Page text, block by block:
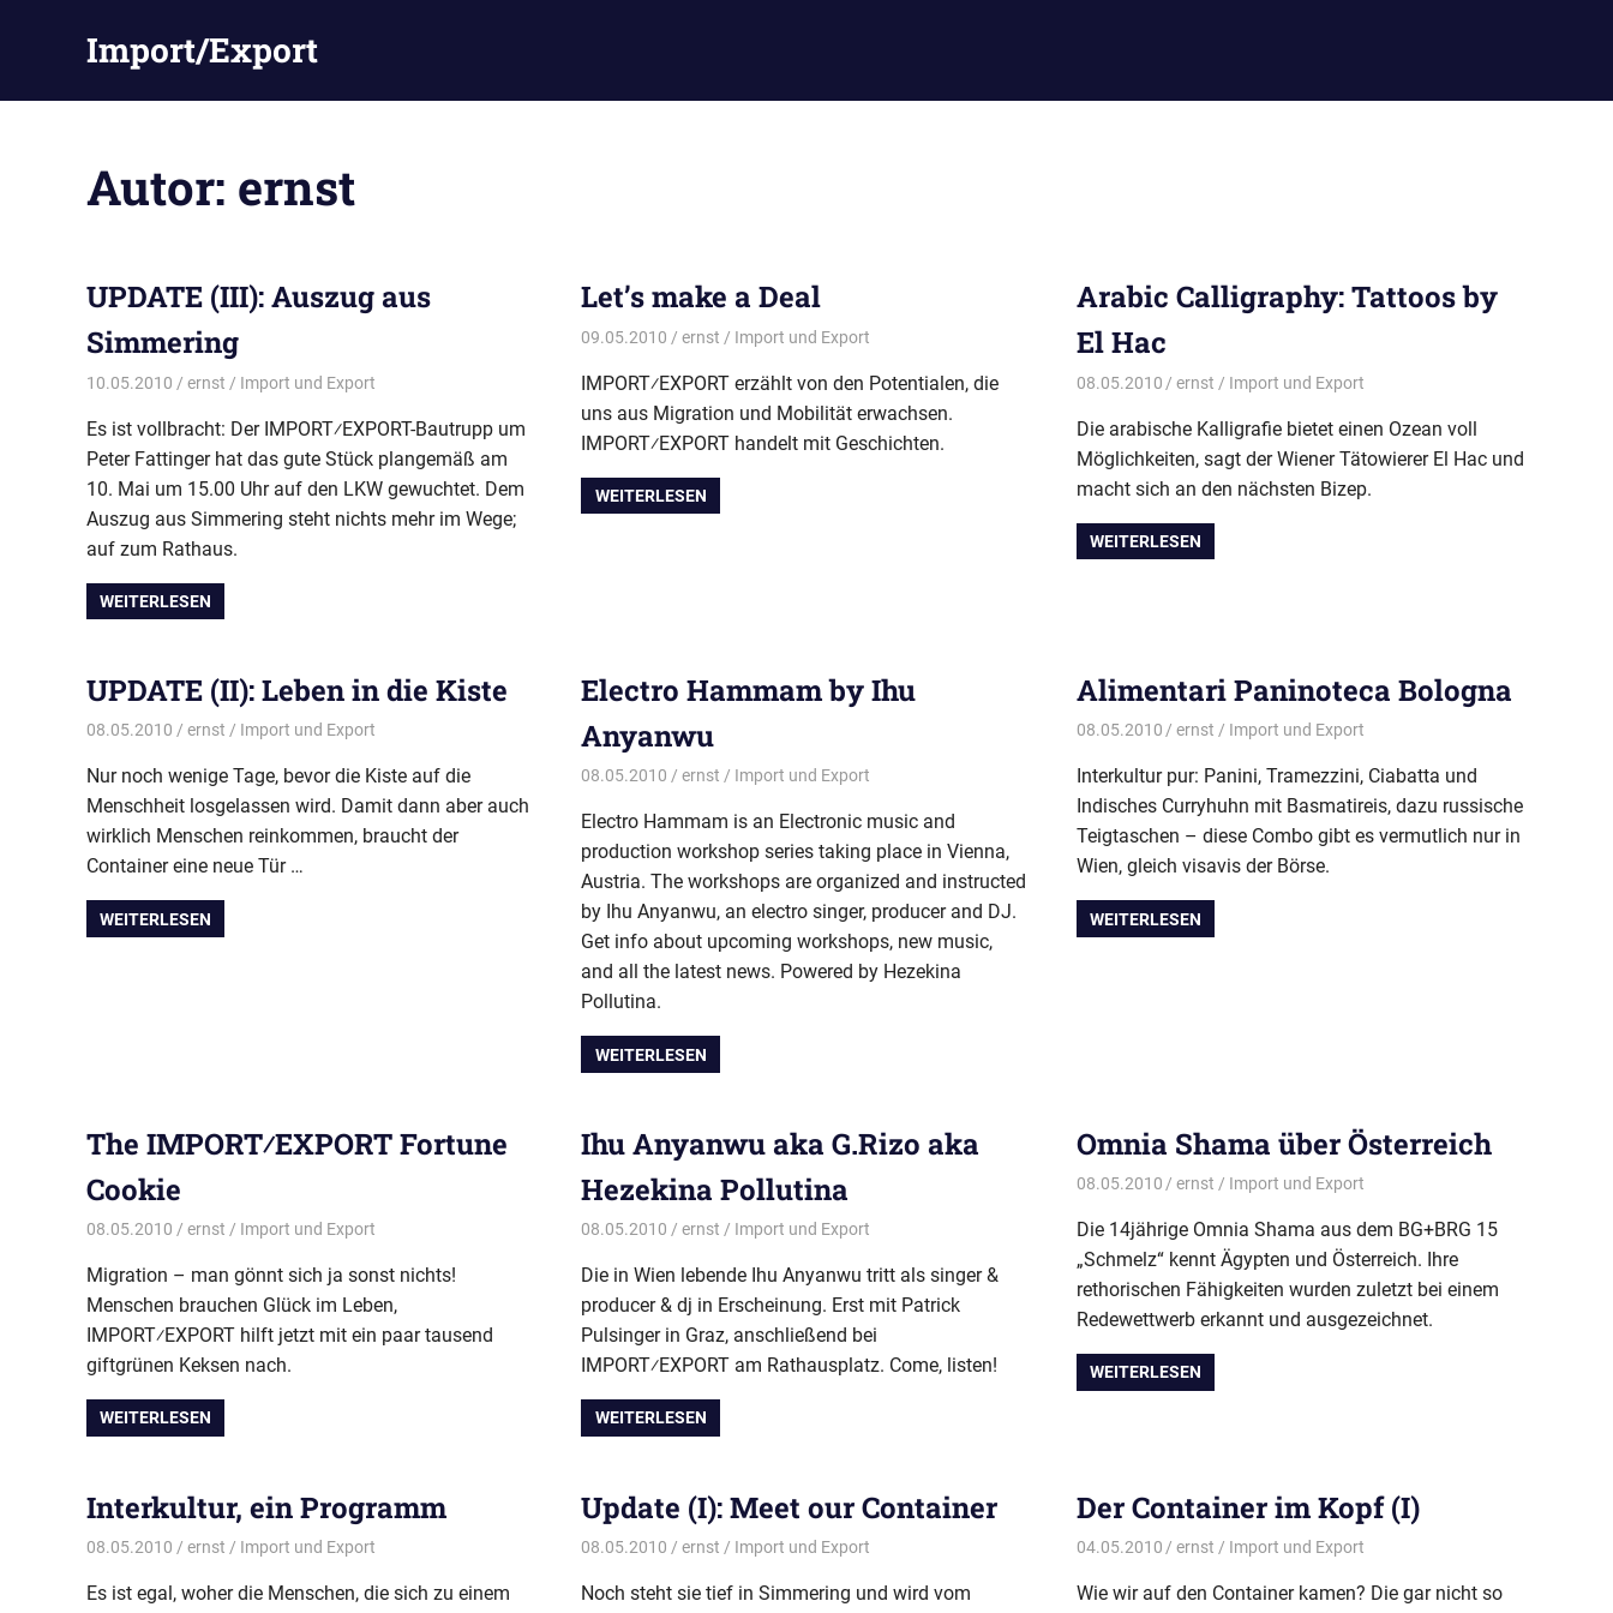
Import/Export
Autor: ernst
UPDATE (III): Auszug aus
Simmering
10.05.2010 ernst Import und Export
Es ist vollbracht: Der IMPORT⁄EXPORT-Bautrupp um
Peter Fattinger hat das gute Stück plangemäß am
10. Mai um 15.00 Uhr auf den LKW gewuchtet. Dem
Auszug aus Simmering steht nichts mehr im Wege;
auf zum Rathaus.
WEITERLESEN
Let’s make a Deal
09.05.2010 ernst Import und Export
IMPORT⁄EXPORT erzählt von den Potentialen, die
uns aus Migration und Mobilität erwachsen.
IMPORT⁄EXPORT handelt mit Geschichten.
WEITERLESEN
Arabic Calligraphy: Tattoos by
El Hac
08.05.2010 ernst Import und Export
Die arabische Kalligrafie bietet einen Ozean voll
Möglichkeiten, sagt der Wiener Tätowierer El Hac und
macht sich an den nächsten Bizep.
WEITERLESEN
UPDATE (II): Leben in die Kiste
08.05.2010 ernst Import und Export
Nur noch wenige Tage, bevor die Kiste auf die
Menschheit losgelassen wird. Damit dann aber auch
wirklich Menschen reinkommen, braucht der
Container eine neue Tür …
WEITERLESEN
Electro Hammam by Ihu
Anyanwu
08.05.2010 ernst Import und Export
Electro Hammam is an Electronic music and
production workshop series taking place in Vienna,
Austria. The workshops are organized and instructed
by Ihu Anyanwu, an electro singer, producer and DJ.
Get info about upcoming workshops, new music,
and all the latest news. Powered by Hezekina
Pollutina.
WEITERLESEN
Alimentari Paninoteca Bologna
08.05.2010 ernst Import und Export
Interkultur pur: Panini, Tramezzini, Ciabatta und
Indisches Curryhuhn mit Basmatireis, dazu russische
Teigtaschen – diese Combo gibt es vermutlich nur in
Wien, gleich visavis der Börse.
WEITERLESEN
The IMPORT⁄EXPORT Fortune
Cookie
08.05.2010 ernst Import und Export
Migration – man gönnt sich ja sonst nichts!
Menschen brauchen Glück im Leben,
IMPORT⁄EXPORT hilft jetzt mit ein paar tausend
giftgrünen Keksen nach.
WEITERLESEN
Ihu Anyanwu aka G.Rizo aka
Hezekina Pollutina
08.05.2010 ernst Import und Export
Die in Wien lebende Ihu Anyanwu tritt als singer &
producer & dj in Erscheinung. Erst mit Patrick
Pulsinger in Graz, anschließend bei
IMPORT⁄EXPORT am Rathausplatz. Come, listen!
WEITERLESEN
Omnia Shama über Österreich
08.05.2010 ernst Import und Export
Die 14jährige Omnia Shama aus dem BG+BRG 15
„Schmelz“ kennt Ägypten und Österreich. Ihre
rethorischen Fähigkeiten wurden zuletzt bei einem
Redewettwerb erkannt und ausgezeichnet.
WEITERLESEN
Interkultur, ein Programm
08.05.2010 ernst Import und Export
Es ist egal, woher die Menschen, die sich zu einem
Update (I): Meet our Container
08.05.2010 ernst Import und Export
Noch steht sie tief in Simmering und wird vom
Der Container im Kopf (I)
04.05.2010 ernst Import und Export
Wie wir auf den Container kamen? Die gar nicht so